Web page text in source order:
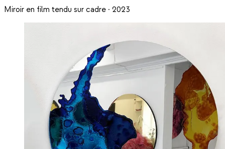
Miroir en film tendu sur cadre · 2023